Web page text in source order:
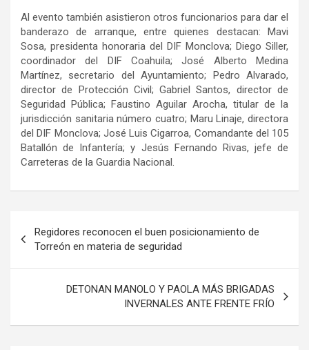
Al evento también asistieron otros funcionarios para dar el
banderazo de arranque, entre quienes destacan: Mavi
Sosa, presidenta honoraria del DIF Monclova; Diego Siller,
coordinador del DIF Coahuila; José Alberto Medina
Martínez, secretario del Ayuntamiento; Pedro Alvarado,
director de Protección Civil; Gabriel Santos, director de
Seguridad Pública; Faustino Aguilar Arocha, titular de la
jurisdicción sanitaria número cuatro; Maru Linaje, directora
del DIF Monclova; José Luis Cigarroa, Comandante del 105
Batallón de Infantería; y Jesús Fernando Rivas, jefe de
Carreteras de la Guardia Nacional.
de
entradas
Regidores reconocen el buen posicionamiento de
Torreón en materia de seguridad
DETONAN MANOLO Y PAOLA MÁS BRIGADAS
INVERNALES ANTE FRENTE FRÍO